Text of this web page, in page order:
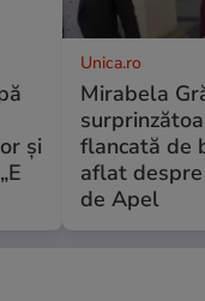
și
Unica.ro
Mirabela
flancată de
aflat
de Apel